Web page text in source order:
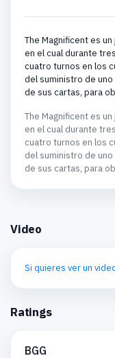
The Magnificent es
en el cual durante
cuatro turnos en los
del suministro de
de sus cartas, para
The Magnificent es
en el cual durante
cuatro turnos en los
del suministro de
de sus cartas, para
Video
Si quieres ver un
Ratings
BGG